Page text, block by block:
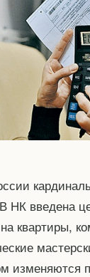
НК введена
квартиры,
изменяются